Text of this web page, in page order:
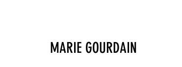
MARIE GOURDAIN